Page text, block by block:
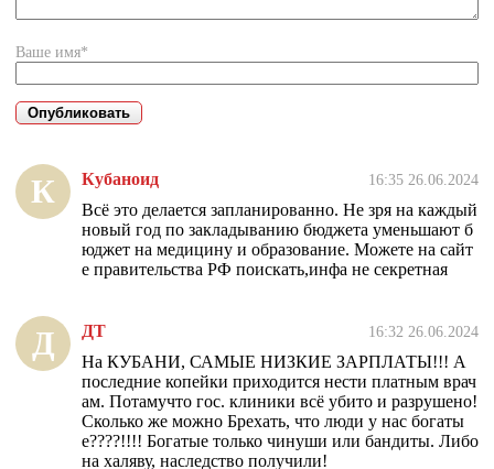
Ваше имя*
К Кубаноид 16:35 26.06.2024
Всё это делается запланированно. Не зря на каждый
новый год по закладыванию бюджета уменьшают б
юджет на медицину и образование. Можете на сайт
е правительства РФ поискать,инфа не секретная
Д ДТ 16:32 26.06.2024
На КУБАНИ, САМЫЕ НИЗКИЕ ЗАРПЛАТЫ!!! А
последние копейки приходится нести платным врач
ам. Потамучто гос. клиники всё убито и разрушено!
Сколько же можно Брехать, что люди у нас богаты
е????!!!! Богатые только чинуши или бандиты. Либо
на халяву, наследство получили!